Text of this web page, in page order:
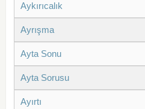
Aykırıcalık
Ayrışma
Ayta Sonu
Ayta Sorusu
Ayırtı